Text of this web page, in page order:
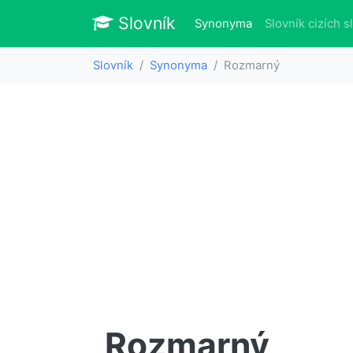
Slovník Slovník
Synonyma(aktuálně)
Slovník cizích
Slovník Synonyma Rozmarný
Rozmarný